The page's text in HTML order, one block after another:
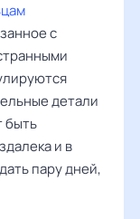
с
детали
быть
и в
пару дней,